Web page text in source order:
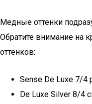
Медные оттенки
Обратите внимание на
оттенков:
Sense De Luxe 7/
De Luxe Silver 8/4